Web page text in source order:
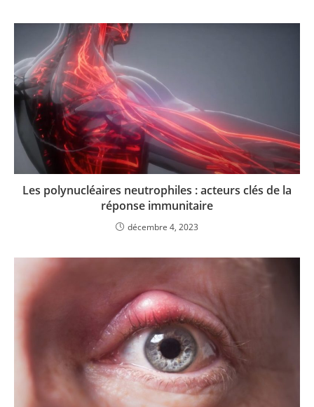
Les polynucléaires neutrophiles : acteurs clés de la
réponse immunitaire
décembre 4, 2023